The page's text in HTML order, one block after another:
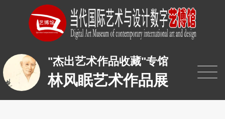
"杰出艺术作品收藏"专馆
林风眠艺术作品展